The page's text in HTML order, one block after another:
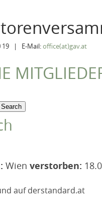
19 | E-Mail:office(at)gav.at
Wien verstorben:
auf derstandard.at